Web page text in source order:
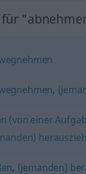
für
,
(von einer
, (jemanden)